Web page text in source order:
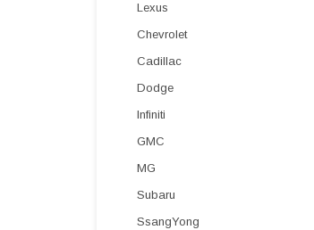
Lexus
Chevrolet
Cadillac
Dodge
Infiniti
GMC
MG
Subaru
SsangYong